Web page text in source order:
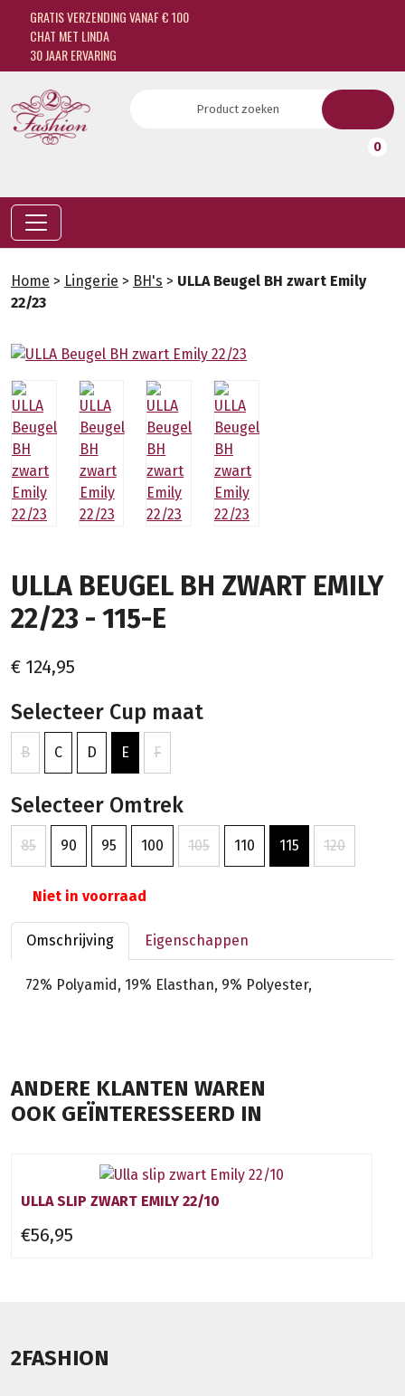
GRATIS VERZENDING VANAF € 100
CHAT MET LINDA
30 JAAR ERVARING
0
Home > Lingerie > BH's > ULLA Beugel BH zwart Emily
22/23
ULLA BEUGEL BH ZWART EMILY
22/23 - 115-E
€ 124,95
Selecteer Cup maat
B C D E F
Selecteer Omtrek
85 90 95 100 105 110 115 120
Niet in voorraad
Omschrijving Eigenschappen
72% Polyamid, 19% Elasthan, 9% Polyester,
ANDERE KLANTEN WAREN
OOK GEÏNTERESSEERD IN
ULLA SLIP ZWART EMILY 22/10
€56,95
2FASHION